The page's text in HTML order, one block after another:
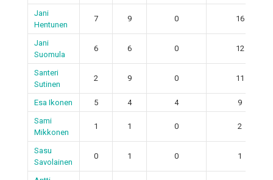
Jani
Hentunen
7 9 0 16
Jani
Suomula
6 6 0 12
Santeri
Sutinen
2 9 0 11
Esa Ikonen 5 4 4
9
Sami
Mikkonen
1 1 0 2
Sasu
Savolainen
0 1 0 1